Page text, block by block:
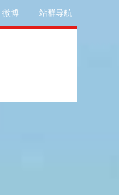
站群导航
微博